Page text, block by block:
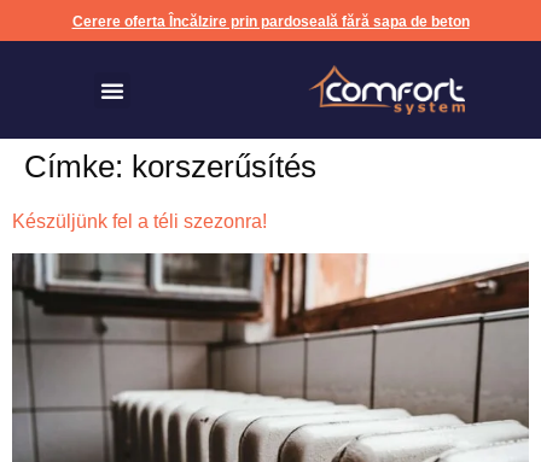
Cerere oferta Încălzire prin pardoseală fără sapa de beton
Címke: korszerűsítés
Készüljünk fel a téli szezonra!